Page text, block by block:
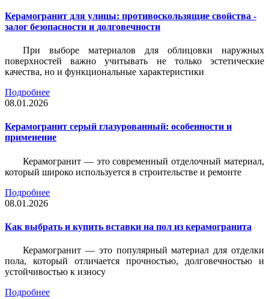
Керамогранит для улицы: противоскользящие свойства -
залог безопасности и долговечности
При выборе материалов для облицовки наружных
поверхностей важно учитывать не только эстетические
качества, но и функциональные характеристики
Подробнее
08.01.2026
Керамогранит серый глазурованный: особенности и
применение
Керамогранит — это современный отделочный материал,
который широко используется в строительстве и ремонте
Подробнее
08.01.2026
Как выбрать и купить вставки на пол из керамогранита
Керамогранит — это популярный материал для отделки
пола, который отличается прочностью, долговечностью и
устойчивостью к износу
Подробнее